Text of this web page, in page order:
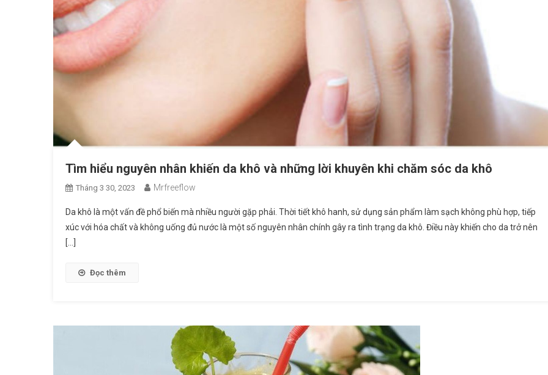
Tìm hiểu nguyên nhân khiến da khô và những lời khuyên khi chăm sóc da khô
Tháng 3 30, 2023 Mrfreeflow
Da khô là một vấn đề phổ biến mà nhiều người gặp phải. Thời tiết khô hanh, sử dụng sản phẩm làm sạch không phù hợp, tiếp
xúc với hóa chất và không uống đủ nước là một số nguyên nhân chính gây ra tình trạng da khô. Điều này khiến cho da trở nên
[…]
Đọc thêm